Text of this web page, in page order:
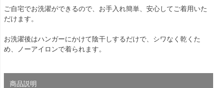
ご自宅でお洗濯ができるので、お手入れ簡単、安心してご着用いた
だけます。
お洗濯後はハンガーにかけて陰干しするだけで、シワなく乾くた
め、ノーアイロンで着られます。
商品説明